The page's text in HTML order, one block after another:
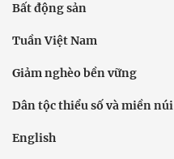
Bất động sản
Tuần Việt Nam
Giảm nghèo bền vững
Dân tộc thiểu số và miền núi
English